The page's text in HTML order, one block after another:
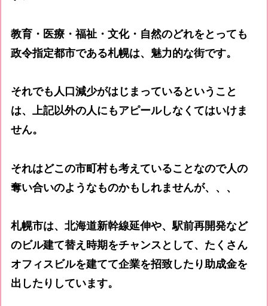
教育・医療・福祉・文化・自然のどれをとっても
政令指定都市である札幌は、魅力的な街です。
それでも人口減少がはじまっているということ
は、上記以外の人にもアピールしなくてはいけま
せん。
それはどこの市町村も考えていることなので人の
奪い合いのようなものかもしれませんが、、、
札幌市は、北海道新幹線延伸や、駅前再開発など
のビル建て替え時期をチャンスとして、たくさん
オフィスビルを建てて企業を招致したり助成金を
出したりしています。